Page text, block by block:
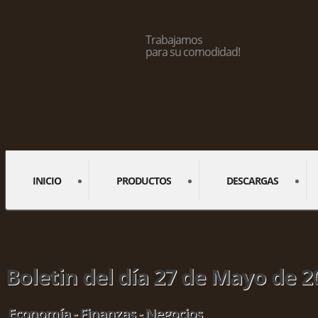
Trabajamos
para su comodidad!
INICIO PRODUCTOS DESCARGAS
Boletin del día 27 de Mayo de
Economía - Finanzas - Negocios